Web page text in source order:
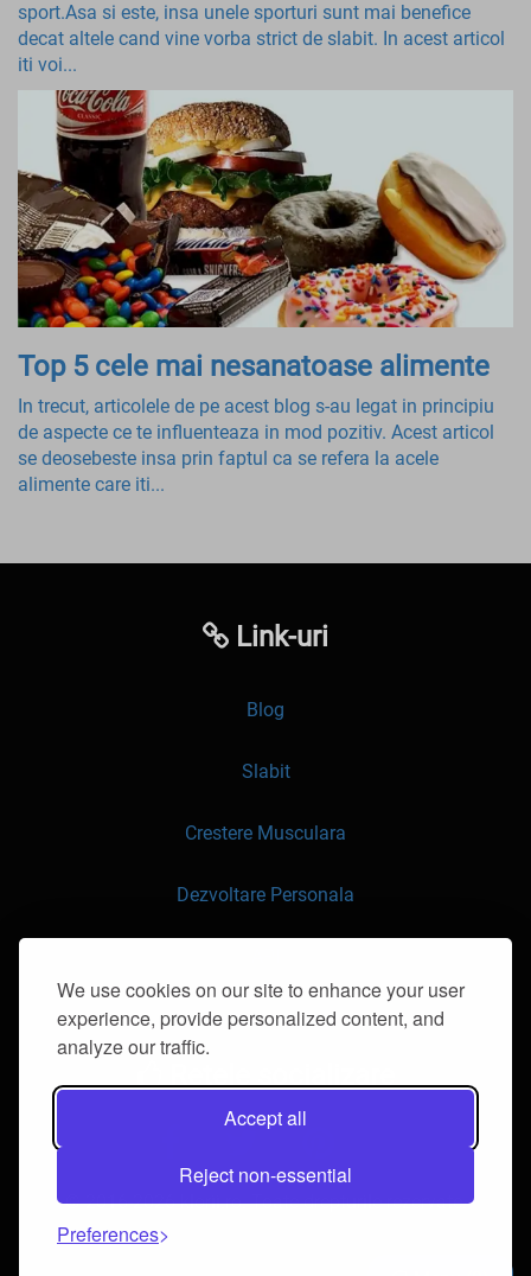
We use cookies on our site to enhance your user
experience, provide personalized content, and
analyze our traffic.
Accept all
Reject non-essential
Preferences
sport.Asa si este, insa unele sporturi sunt mai benefice
decat altele cand vine vorba strict de slabit. In acest articol
iti voi...
Top 5 cele mai nesanatoase alimente
In trecut, articolele de pe acest blog s-au legat in principiu
de aspecte ce te influenteaza in mod pozitiv. Acest articol
se deosebeste insa prin faptul ca se refera la acele
alimente care iti...
Link-uri
Blog
Slabit
Crestere Musculara
Dezvoltare Personala
Contacteaza-ne
© 2016-2026 klorii.ro. Toate drepturile rezervate.